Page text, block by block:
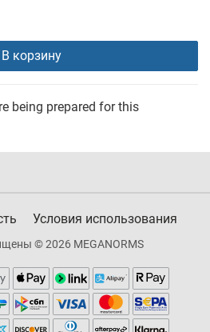
В корзину
being prepared for this
Условия использования
© 2026 MEGANORMS